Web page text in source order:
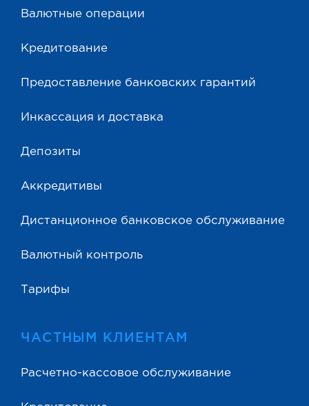
Валютные операции
Кредитование
Предоставление банковских гарантий
Инкассация и доставка
Депозиты
Аккредитивы
Дистанционное банковское обслуживание
Валютный контроль
Тарифы
ЧАСТНЫМ КЛИЕНТАМ
Расчетно-кассовое обслуживание